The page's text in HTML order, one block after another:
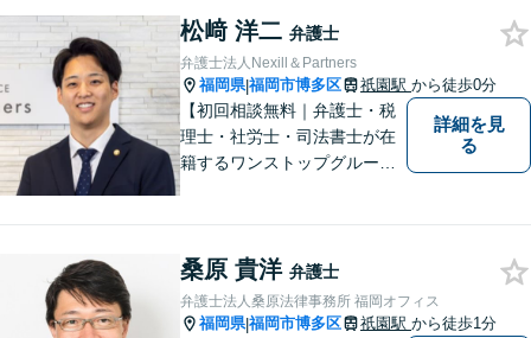
熱を持って、難しい案件も諦
めずに解決を目指します。
【他士業連携】
松﨑 洋二 弁護士
弁護士法人Nexill＆Partners
福岡県|福岡市博多区 祇園駅 から徒歩0分
【初回相談無料｜弁護士・税
理士・社労士・司法書士が在
籍するワンストップグルー
等複数士業の知識が必要な案
件を一括して対応。九州トッ
プクラスの豊富な実績。
詳細を見
る
桑原 貴洋 弁護士
弁護士法人桑原法律事務所 福岡オフィス
福岡県|福岡市博多区 祇園駅 から徒歩1分